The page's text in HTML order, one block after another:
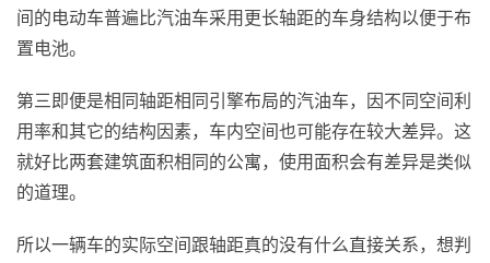
间的电动车普遍比汽油车采用更长轴距的车身结构以便于布
置电池。
第三即便是相同轴距相同引擎布局的汽油车，因不同空间利
用率和其它的结构因素，车内空间也可能存在较大差异。这
就好比两套建筑面积相同的公寓，使用面积会有差异是类似
的道理。
所以一辆车的实际空间跟轴距真的没有什么直接关系，想判